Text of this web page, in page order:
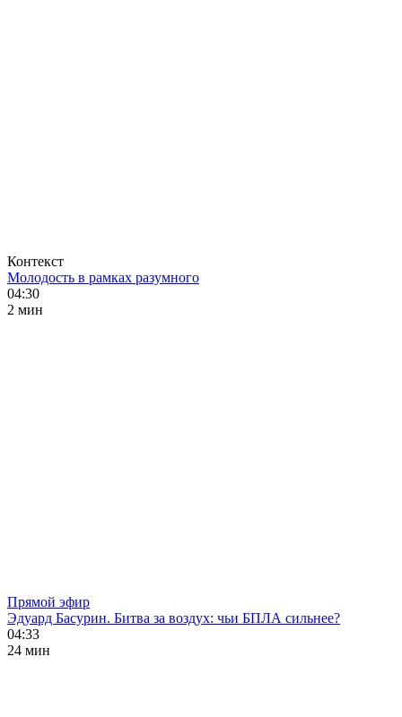
Контекст
Молодость в рамках разумного
04:30
2 мин
Прямой эфир
Эдуард Басурин. Битва за воздух: чьи БПЛА сильнее?
04:33
24 мин